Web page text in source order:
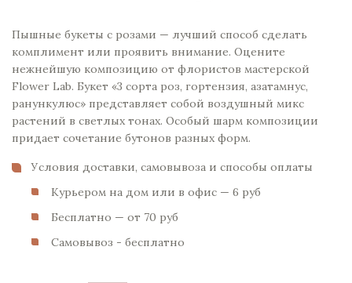
Пышные букеты с розами — лучший способ сделать
комплимент или проявить внимание. Оцените
нежнейшую композицию от флористов мастерской
Flower Lab. Букет «3 сорта роз, гортензия, азатамнус,
ранункулюс» представляет собой воздушный микс
растений в светлых тонах. Особый шарм композиции
придает сочетание бутонов разных форм.
Условия доставки, самовывоза и способы оплаты
Курьером на дом или в офис — 6 pуб
Бесплатно — от 70 pуб
Самовывоз - бесплатно